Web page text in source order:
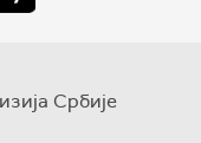
Србије